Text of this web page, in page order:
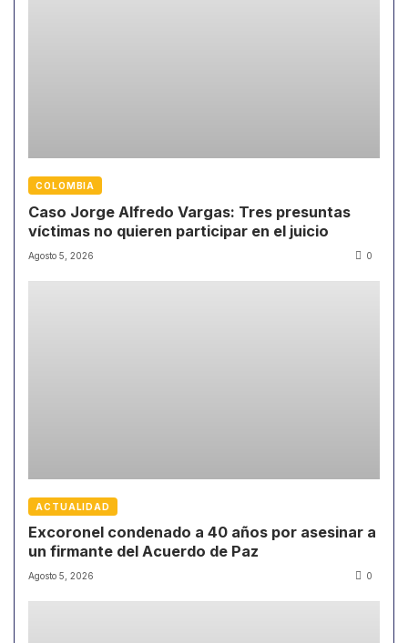
COLOMBIA
Caso Jorge Alfredo Vargas: Tres presuntas
víctimas no quieren participar en el juicio
Agosto 5, 2026 0
ACTUALIDAD
Excoronel condenado a 40 años por asesinar a
un firmante del Acuerdo de Paz
Agosto 5, 2026 0